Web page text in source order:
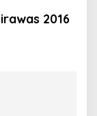
2016